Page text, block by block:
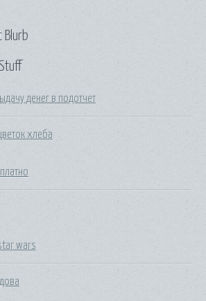
денег в подотчет
хлеба
wars
Blurb